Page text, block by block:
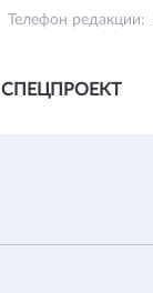
Телефон редакции:
СПЕЦПРОЕКТ